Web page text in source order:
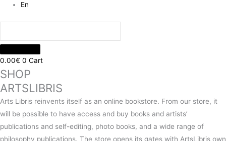
En
0.00€ 0 Cart
SHOP
ARTSLIBRIS
Arts Libris reinvents itself as an online bookstore. From our store, it
will be possible to have access and buy books and artists’
publications and self-editing, photo books, and a wide range of
philosophy publications. The store opens its gates with ArtsLibris own